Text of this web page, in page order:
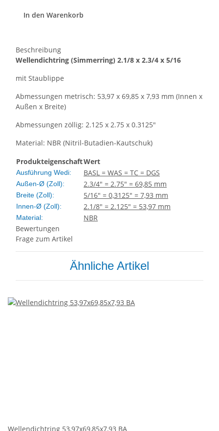
In den Warenkorb
Beschreibung
Wellendichtring (Simmerring) 2.1/8 x 2.3/4 x 5/16
mit Staublippe
Abmessungen metrisch: 53,97 x 69,85 x 7,93 mm (Innen x
Außen x Breite)
Abmessungen zöllig: 2.125 x 2.75 x 0.3125"
Material: NBR (Nitril-Butadien-Kautschuk)
ProdukteigenschaftWert
Ausführung Wedi: BASL = WAS = TC = DGS
Außen-Ø (Zoll): 2.3/4" = 2.75" = 69,85 mm
Breite (Zoll): 5/16" = 0,3125" = 7,93 mm
Innen-Ø (Zoll): 2.1/8" = 2.125" = 53,97 mm
Material:
NBR
Bewertungen
Frage zum Artikel
Ähnliche Artikel
Wellendichtring 53,97x69,85x7,93 BA